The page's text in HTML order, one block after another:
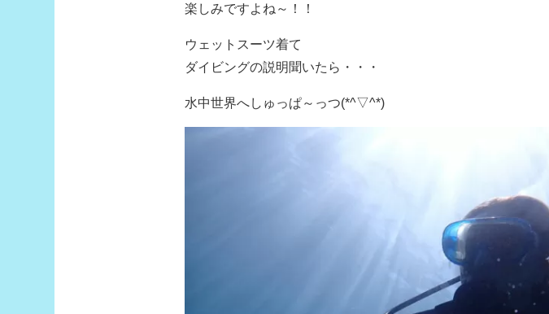
楽しみですよね～！！
ウェットスーツ着て
ダイビングの説明聞いたら・・・
水中世界へしゅっぱ～っつ(*^▽^*)